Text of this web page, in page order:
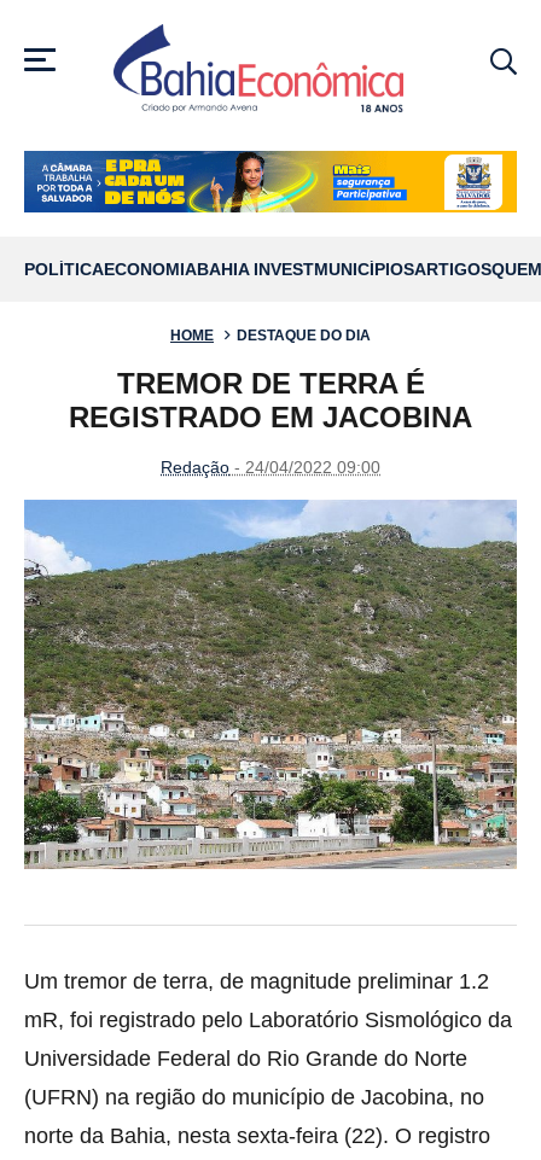
MENU
POLÍTICAECONOMIABAHIA INVESTMUNICÍPIOSARTIGOS
HOME DESTAQUE DO DIA
TREMOR DE TERRA É
REGISTRADO EM JACOBINA
Redação - 24/04/2022 09:00
Um tremor de terra, de magnitude preliminar 1.2
mR, foi registrado pelo Laboratório Sismológico da
Universidade Federal do Rio Grande do Norte
(UFRN) na região do município de Jacobina, no
norte da Bahia, nesta sexta-feira (22). O registro